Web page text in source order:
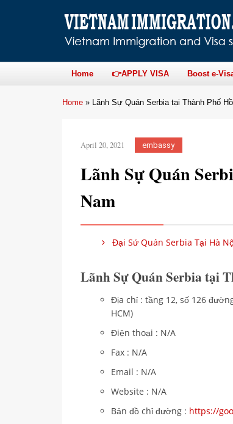
Home 👉APPLY VISA Boost e-
Home » Lãnh Sự Quán Serbia tại Thành Phố
April 20, 2021 embassy
Lãnh Sự Quán
Nam
Đại Sứ Quán Serbia Tại Hà
Lãnh Sự Quán Serbia tại
Địa chỉ : tầng 12, số 126
HCM)
Điện thoại : N/A
Fax : N/A
Email : N/A
Website : N/A
Bản đồ chỉ đường : https://